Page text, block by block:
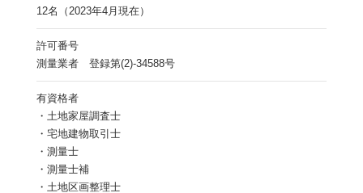
12名（2023年4月現在）
許可番号
測量業者 登録第(2)-34588号
有資格者
・土地家屋調査士
・宅地建物取引士
・測量士
・測量士補
・土地区画整理士